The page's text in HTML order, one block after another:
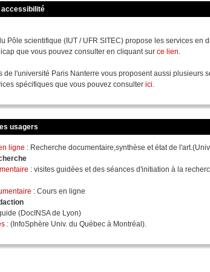
accessibilité
Pôle scientifique (IUT / UFR SITEC) propose les services en
que vous pouvez consulter en cliquant surce lien.
de l'université Paris Nanterre vous proposent aussi plusieurs
spécifiques que vous pouvez consulterici.
usagers
ligne : Recherche documentaire,synthèse et état de
: visites guidées et des séances d'initiation à la
: Cours en ligne
(DocINSA de Lyon)
: (InfoSphère Univ. du Québec à Montréal).